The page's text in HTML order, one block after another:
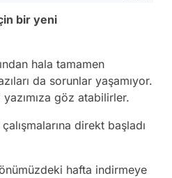
bir yeni
hala tamamen
da sorunlar yaşamıyor.
göz atabilirler.
direkt başladı
hafta indirmeye